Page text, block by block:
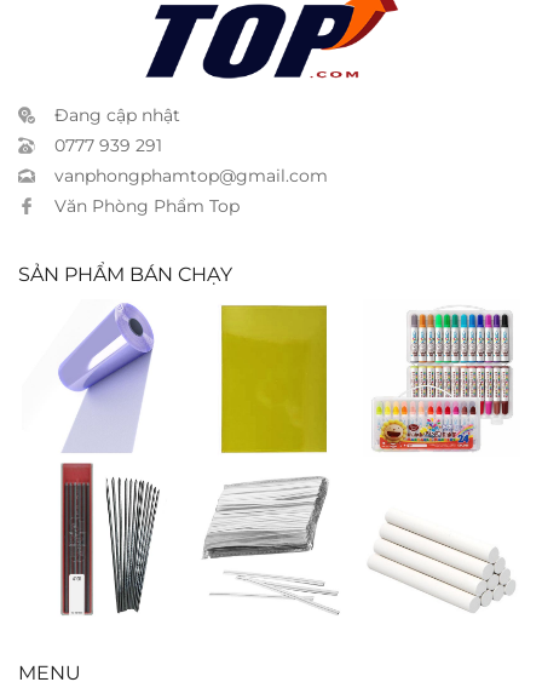
Đang cập nhật
0777 939 291
vanphongphamtop@gmail.com
Văn Phòng Phẩm Top
SẢN PHẨM BÁN CHẠY
Bìa kiếng PVC
mềm
Bút lông màu
Simbalion
BLM24
Ruột chì Koh I
Noor 4190
Dây kẽm buộc
bạc
Phấn trắng
MENU